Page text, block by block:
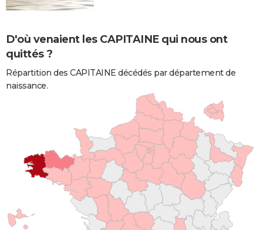
D'où venaient les CAPITAINE qui nous ont
quittés ?
Répartition des CAPITAINE décédés par département de
naissance.